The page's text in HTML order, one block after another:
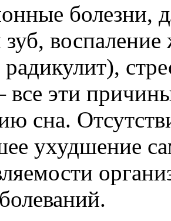
болезни,
эти
сна.
ухудшение